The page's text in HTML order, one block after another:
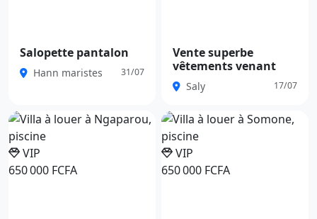
Salopette pantalon
Hann maristes 31/07
Vente superbe
vêtements venant
Saly 17/07
VIP
650 000 FCFA
VIP
650 000 FCFA